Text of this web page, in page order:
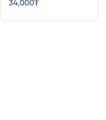
34,000₮